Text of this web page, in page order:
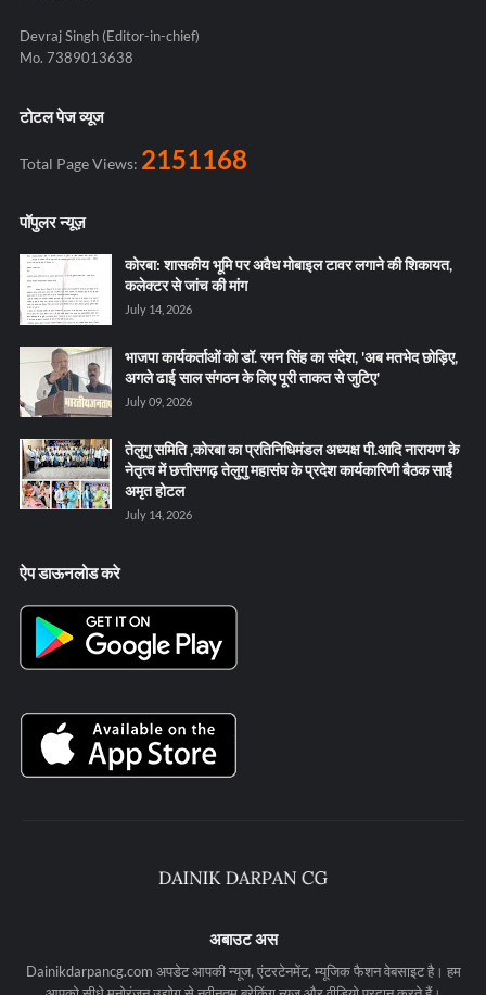
Devraj Singh (Editor-in-chief)
Mo. 7389013638
टोटल पेज व्यूज
Total Page Views: 2151168
पॉपुलर न्यूज़
कोरबा: शासकीय भूमि पर अवैध मोबाइल टावर लगाने की शिकायत,
कलेक्टर से जांच की मांग
July 14, 2026
भाजपा कार्यकर्ताओं को डॉ. रमन सिंह का संदेश, 'अब मतभेद छोड़िए,
अगले ढाई साल संगठन के लिए पूरी ताकत से जुटिए'
July 09, 2026
तेलुगु समिति ,कोरबा का प्रतिनिधिमंडल अध्यक्ष पी.आदि नारायण के
नेतृत्व में छत्तीसगढ़ तेलुगु महासंघ के प्रदेश कार्यकारिणी बैठक साईं
अमृत होटल
July 14, 2026
ऐप डाऊनलोड करे
अबाउट अस
Dainikdarpancg.com अपडेट आपकी न्यूज, एंटरटेनमेंट, म्यूजिक फैशन वेबसाइट है। हम